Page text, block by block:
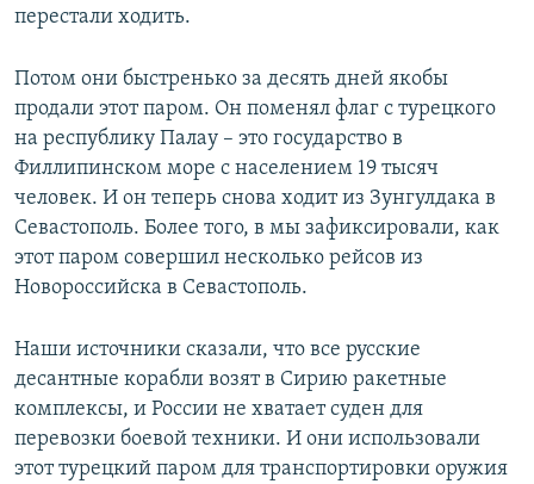
перестали ходить.
Потом они быстренько за десять дней якобы
продали этот паром. Он поменял флаг с турецкого
на республику Палау – это государство в
Филлипинском море с населением 19 тысяч
человек. И он теперь снова ходит из Зунгулдака в
Севастополь. Более того, в мы зафиксировали, как
этот паром совершил несколько рейсов из
Новороссийска в Севастополь.
Наши источники сказали, что все русские
десантные корабли возят в Сирию ракетные
комплексы, и России не хватает суден для
перевозки боевой техники. И они использовали
этот турецкий паром для транспортировки оружия